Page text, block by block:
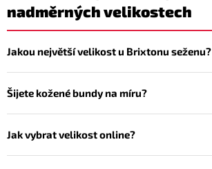
nadměrných velikostech
Jakou největší velikost u Brixtonu seženu?
Šijete kožené bundy na míru?
Jak vybrat velikost online?